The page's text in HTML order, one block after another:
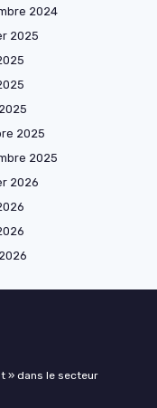
2024
2025
2025
2025
2026
» dans le secteur